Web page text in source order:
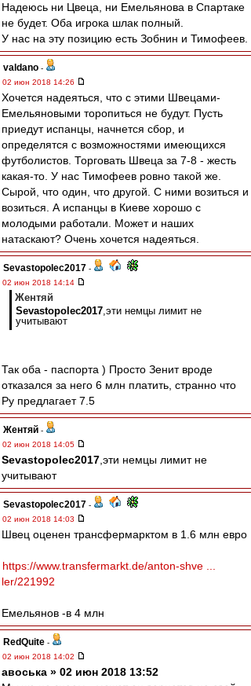
Надеюсь ни Цвеца, ни Емельянова в Спартаке
не будет. Оба игрока шлак полный.
У нас на эту позицию есть Зобнин и Тимофеев.
valdano -
02 июн 2018 14:26
Хочется надеяться, что с этими Швецами-
Емельяновыми торопиться не будут. Пусть
приедут испанцы, начнется сбор, и
определятся с возможностями имеющихся
футболистов. Торговать Швеца за 7-8 - жесть
какая-то. У нас Тимофеев ровно такой же.
Сырой, что один, что другой. С ними возиться и
возиться. А испанцы в Киеве хорошо с
молодыми работали. Может и наших
натаскают? Очень хочется надеяться.
Sevastopolec2017 -
02 июн 2018 14:14
Жентяй
Sevastopolec2017,эти немцы лимит не
учитывают
Так оба - паспорта ) Просто Зенит вроде
отказался за него 6 млн платить, странно что
Ру предлагает 7.5
Жентяй -
02 июн 2018 14:05
Sevastopolec2017 ,эти немцы лимит не
учитывают
Sevastopolec2017 -
02 июн 2018 14:03
Швец оценен трансфермарктом в 1.6 млн евро
https://www.transfermarkt.de/anton-shve ...
ler/221992
Емельянов -в 4 млн
RedQuite -
02 июн 2018 14:02
авоська » 02 июн 2018 13:52